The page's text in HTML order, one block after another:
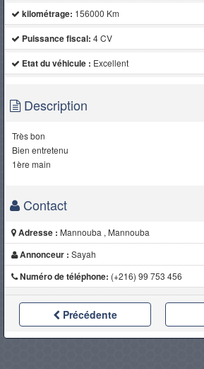
kilométrage: 156000 Km
Puissance fiscal: 4 CV
Etat du véhicule : Excellent
Description
Très bon
Bien entretenu
1ère main
Contact
Adresse : Mannouba , Mannouba
Annonceur : Sayah
Numéro de téléphone: (+216) 99 753 456
Précédente